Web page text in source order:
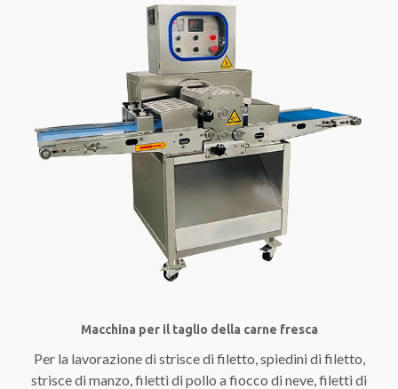
Macchina per il taglio della carne fresca
Per la lavorazione di strisce di filetto, spiedini di filetto,
strisce di manzo, filetti di pollo a fiocco di neve, filetti di